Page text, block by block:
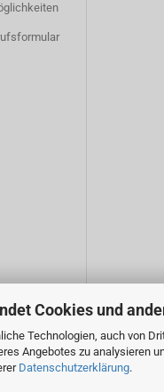
Cookies und
Technologien, auch von
Angebotes zu analysieren
Datenschutzerklärung.